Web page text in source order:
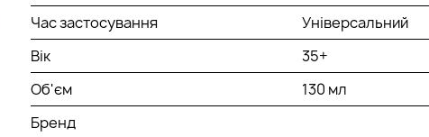
Час застосування
Універсальний
Вік
35+
Об'єм
130 мл
Бренд